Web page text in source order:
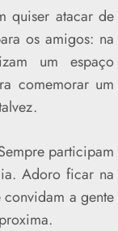
quiser atacar de
os amigos: na
um espaço
comemorar um
participam
Adoro ficar na
a gente